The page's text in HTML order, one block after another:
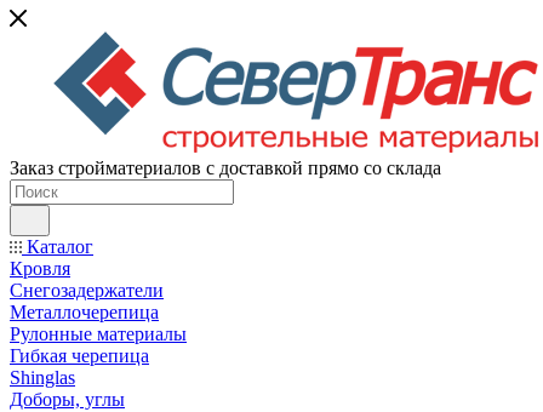
Заказ стройматериалов с доставкой прямо со склада
Каталог
Кровля
Снегозадержатели
Металлочерепица
Рулонные материалы
Гибкая черепица
Shinglas
Доборы, углы